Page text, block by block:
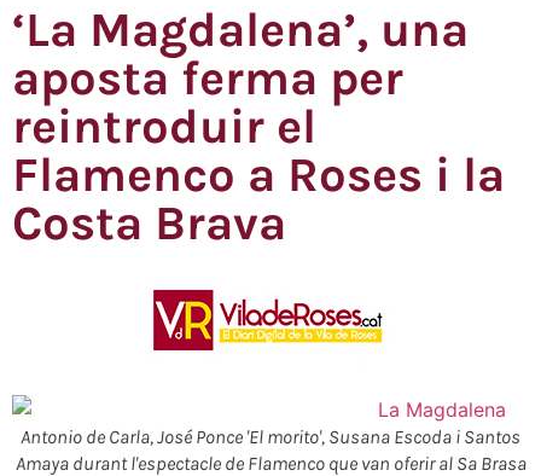
‘La Magdalena’, una
aposta ferma per
reintroduir el
Flamenco a Roses i la
Costa Brava
Antonio de Carla, José Ponce 'El morito', Susana Escoda i Santos
Amaya durant l'espectacle de Flamenco que van oferir al Sa Brasa